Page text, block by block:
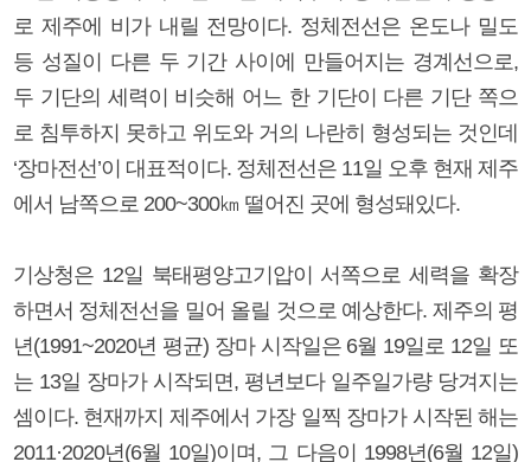
로 제주에 비가 내릴 전망이다. 정체전선은 온도나 밀도
등 성질이 다른 두 기간 사이에 만들어지는 경계선으로,
두 기단의 세력이 비슷해 어느 한 기단이 다른 기단 쪽으
로 침투하지 못하고 위도와 거의 나란히 형성되는 것인데
‘장마전선’이 대표적이다. 정체전선은 11일 오후 현재 제주
에서 남쪽으로 200~300㎞ 떨어진 곳에 형성돼있다.
기상청은 12일 북태평양고기압이 서쪽으로 세력을 확장
하면서 정체전선을 밀어 올릴 것으로 예상한다. 제주의 평
년(1991~2020년 평균) 장마 시작일은 6월 19일로 12일 또
는 13일 장마가 시작되면, 평년보다 일주일가량 당겨지는
셈이다. 현재까지 제주에서 가장 일찍 장마가 시작된 해는
2011·2020년(6월 10일)이며, 그 다음이 1998년(6월 12일)